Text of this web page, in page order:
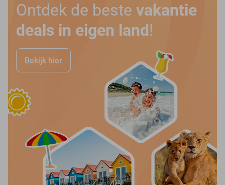
Ontdek de beste vakantie
deals in eigen land !
Bekijk hier